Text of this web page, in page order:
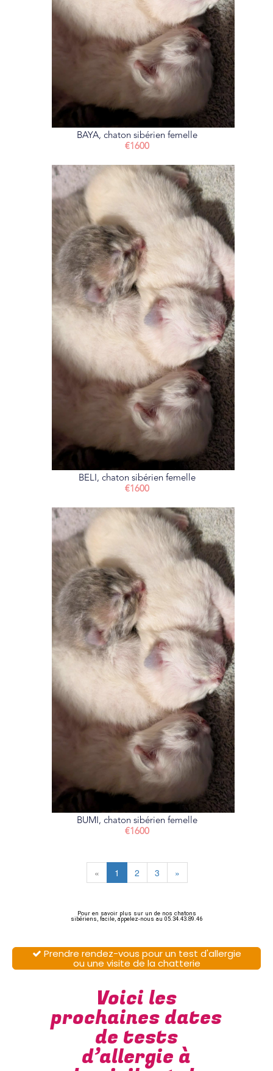
BAYA, chaton sibérien femelle
€1600
BELI, chaton sibérien femelle
€1600
BUMI, chaton sibérien femelle
€1600
« 1 2 3 »
Pour en savoir plus sur un de nos chatons
sibériens, facile, appelez-nous au 05.34.43.89.46
 Prendre rendez-vous pour un test d'allergie
ou une visite de la chatterie
Voici les
prochaines dates
de tests
d’allergie à